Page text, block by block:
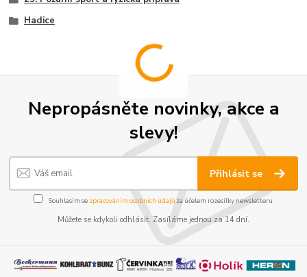
Hadice
Nepropásněte novinky, akce a
slevy!
Přihlásit se
Souhlasím se zpracováním osobních údajůza účelem rozesílky newsletteru.
Můžete se kdykoli odhlásit. Zasíláme jednou za 14 dní.